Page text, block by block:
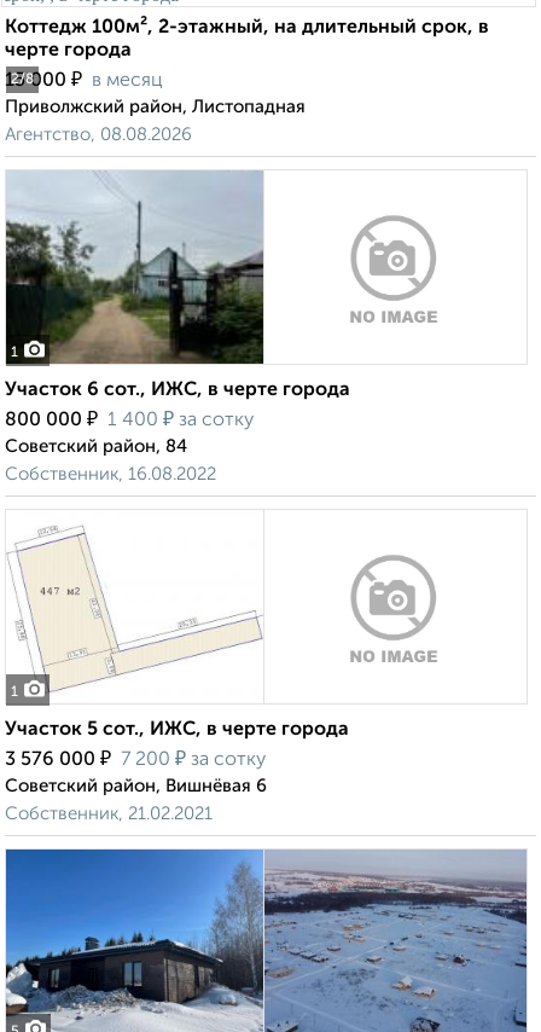
2/8
Коттедж 100м², 2-этажный, на длительный срок, в
черте города
15 000 ₽ в месяц
Приволжский район, Листопадная
Агентство, 08.08.2026
1
Участок 6 сот., ИЖС, в черте города
800 000 ₽ 1 400 ₽ за сотку
Советский район, 84
Собственник, 16.08.2022
1
Участок 5 сот., ИЖС, в черте города
3 576 000 ₽ 7 200 ₽ за сотку
Советский район, Вишнёвая 6
Собственник, 21.02.2021